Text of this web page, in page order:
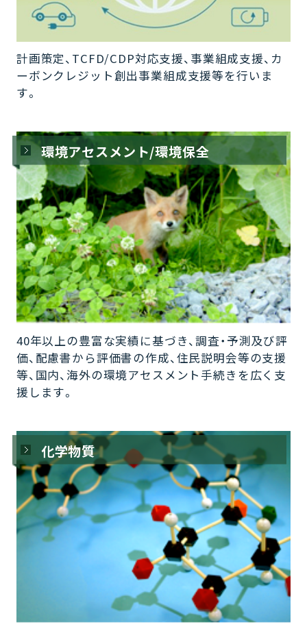
計画策定、TCFD/CDP対応支援、事業組成支援、カ
ーボンクレジット創出事業組成支援等を行いま
す。
環境アセスメント/環境保全
40年以上の豊富な実績に基づき、調査・予測及び評
価、配慮書から評価書の作成、住民説明会等の支援
等、国内、海外の環境アセスメント手続きを広く支
援します。
化学物質